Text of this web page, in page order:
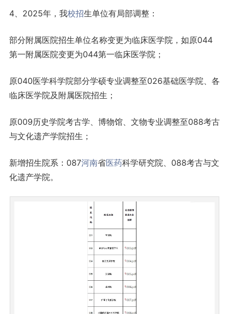
4、2025年，我校招生单位有局部调整：
部分附属医院招生单位名称变更为临床医学院，如原044
第一附属医院变更为044第一临床医学院；
原040医学科学院部分学硕专业调整至026基础医学院、各
临床医学院及附属医院招生；
原009历史学院考古学、博物馆、文物专业调整至088考古
与文化遗产学院招生；
新增招生院系：087河南省医药科学研究院、088考古与文
化遗产学院。